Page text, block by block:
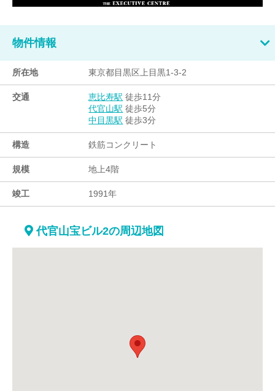
物件情報
所在地 東京都目黒区上目黒1-3-2
交通 恵比寿駅 徒歩11分
代官山駅 徒歩5分
中目黒駅 徒歩3分
構造 鉄筋コンクリート
規模 地上4階
竣工 1991年
代官山宝ビル2の周辺地図